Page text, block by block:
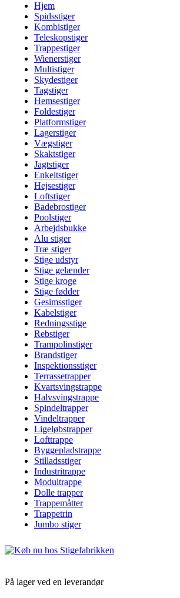
Hjem
Spidsstiger
Kombistiger
Teleskopstiger
Trappestiger
Wienerstiger
Multistiger
Skydestiger
Tagstiger
Hemsestiger
Foldestiger
Platformstiger
Lagerstiger
Vægstiger
Skaktstiger
Jagtstiger
Enkeltstiger
Hejsestiger
Loftstiger
Badebrostiger
Poolstiger
Arbejdsbukke
Alu stiger
Træ stiger
Stige udstyr
Stige gelænder
Stige kroge
Stige fødder
Gesimsstiger
Kabelstiger
Redningsstige
Rebstiger
Trampolinstiger
Brandstiger
Inspektionsstiger
Terrassetrapper
Kvartsvingstrappe
Halvsvingstrappe
Spindeltrapper
Vindeltrapper
Ligeløbstrapper
Lofttrappe
Byggepladstrappe
Stilladsstiger
Industritrappe
Modultrappe
Dolle trapper
Trappemåtter
Trappetrin
Jumbo stiger
På lager ved en leverandør